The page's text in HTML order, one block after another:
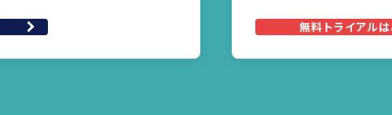
無料トライアルは